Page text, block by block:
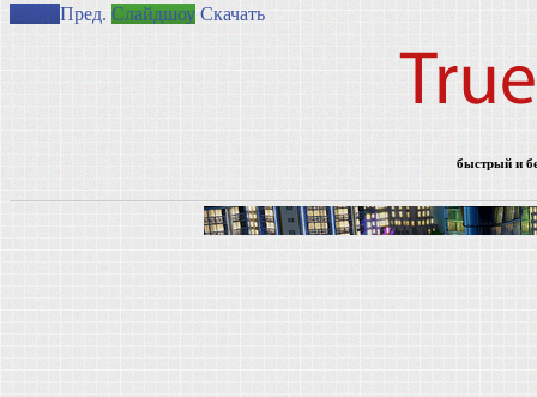
Пред. Слайдшоу Скачать
быстрый и